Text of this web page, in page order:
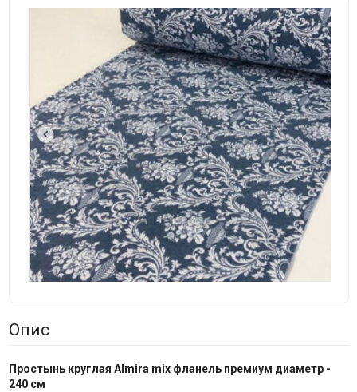
Опис
Простынь круглая Almira mix фланель премиум диаметр -
240 см